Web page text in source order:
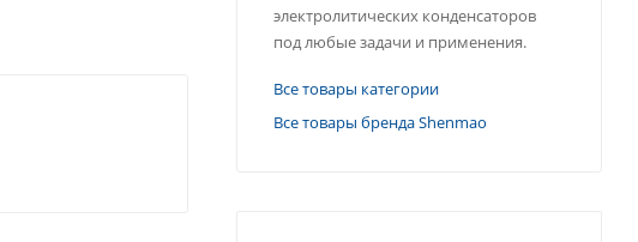
электролитических конденсаторов
под любые задачи и применения.
Все товары категории
Все товары бренда Shenmao